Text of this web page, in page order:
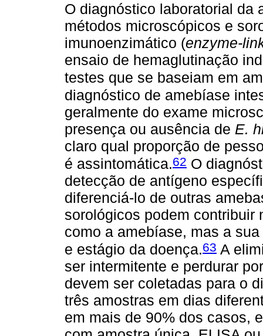
O diagnóstico laboratorial da
métodos microscópicos e
imunoenzimático (enzyme-
ensaio de hemaglutinação
testes que se baseiam em
diagnóstico de amebíase
geralmente do exame
presença ou ausência de E.
claro qual proporção de
é assintomática.62 O
detecção de antígeno
diferenciá-lo de outras
sorológicos podem
como a amebíase, mas a
e estágio da doença.63 A
ser intermitente e perdurar
devem ser coletadas para o
três amostras em dias
em mais de 90% dos casos,